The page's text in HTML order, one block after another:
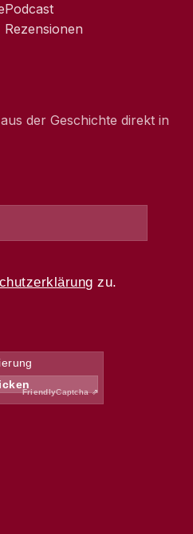
Podcast
Rezensionen
der Geschichte direkt in